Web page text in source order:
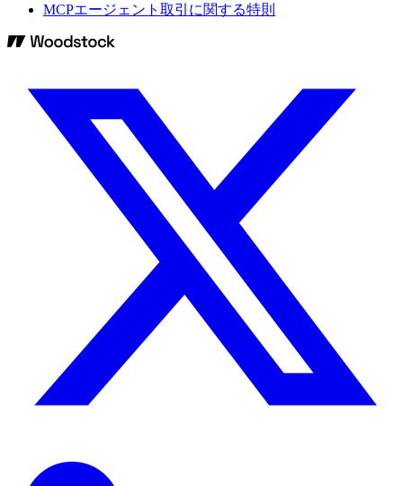
MCPエージェント取引に関する特則